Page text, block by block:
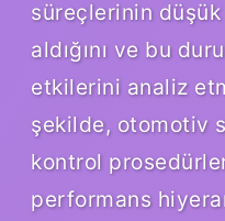
süreçlerinin
aldığını ve bu
etkilerini analiz
şekilde, otomotiv
kontrol
performans